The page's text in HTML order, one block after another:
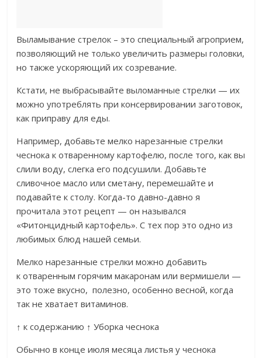
Выламывание стрелок – это специальный агроприем,
позволяющий не только увеличить размеры головки,
но также ускоряющий их созревание.
Кстати, не выбрасывайте выломанные стрелки — их
можно употреблять при консервировании заготовок,
как приправу для еды.
Например, добавьте мелко нарезанные стрелки
чеснока к отваренному картофелю, после того, как вы
слили воду, слегка его подсушили. Добавьте
сливочное масло или сметану, перемешайте и
подавайте к столу. Когда-то давно-давно я
прочитала этот рецепт — он назывался
«Фитонцидный картофель». С тех пор это одно из
любимых блюд нашей семьи.
Мелко нарезанные стрелки можно добавить
к отваренным горячим макаронам или вермишели —
это тоже вкусно, полезно, особенно весной, когда
так не хватает витаминов.
↑ к содержанию ↑ Уборка чеснока
Обычно в конце июля месяца листья у чеснока